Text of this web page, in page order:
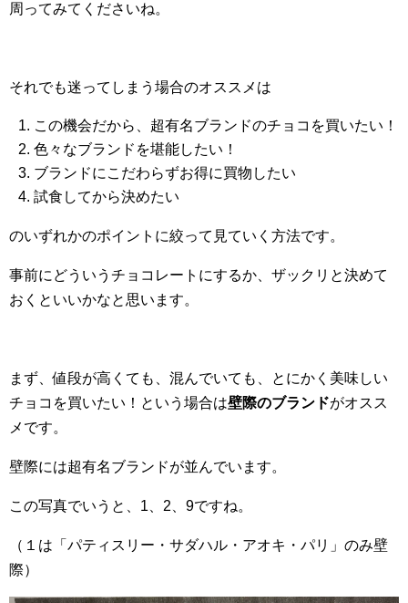
周ってみてくださいね。
それでも迷ってしまう場合のオススメは
この機会だから、超有名ブランドのチョコを買いたい！
色々なブランドを堪能したい！
ブランドにこだわらずお得に買物したい
試食してから決めたい
のいずれかのポイントに絞って見ていく方法です。
事前にどういうチョコレートにするか、ザックリと決めて
おくといいかなと思います。
まず、値段が高くても、混んでいても、とにかく美味しい
チョコを買いたい！という場合は壁際のブランドがオスス
メです。
壁際には超有名ブランドが並んでいます。
この写真でいうと、1、2、9ですね。
（１は「パティスリー・サダハル・アオキ・パリ」のみ壁
際）